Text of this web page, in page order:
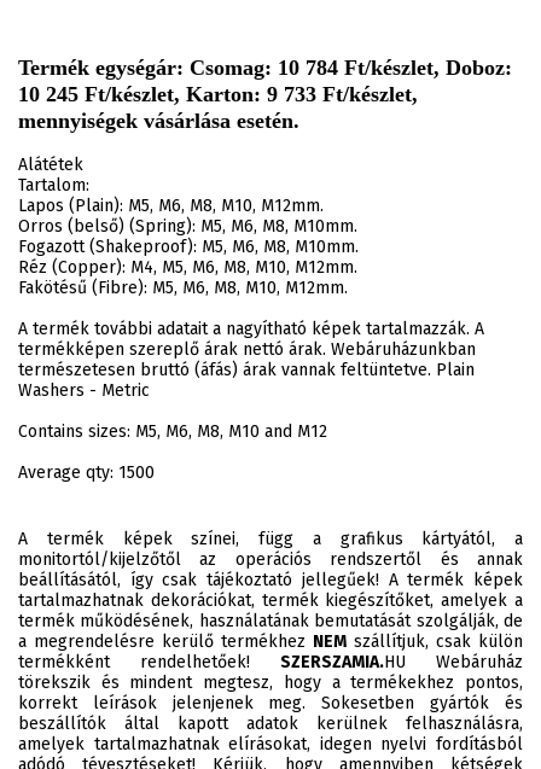
Termék egységár: Csomag: 10 784 Ft/készlet, Doboz:
10 245 Ft/készlet, Karton: 9 733 Ft/készlet,
mennyiségek vásárlása esetén.
Alátétek
Tartalom:
Lapos (Plain): M5, M6, M8, M10, M12mm.
Orros (belső) (Spring): M5, M6, M8, M10mm.
Fogazott (Shakeproof): M5, M6, M8, M10mm.
Réz (Copper): M4, M5, M6, M8, M10, M12mm.
Fakötésű (Fibre): M5, M6, M8, M10, M12mm.
A termék további adatait a nagyítható képek tartalmazzák. A
termékképen szereplő árak nettó árak. Webáruházunkban
természetesen bruttó (áfás) árak vannak feltüntetve. Plain
Washers - Metric
Contains sizes: M5, M6, M8, M10 and M12
Average qty: 1500
A termék képek színei, függ a grafikus kártyától, a
monitortól/kijelzőtől az operációs rendszertől és annak
beállításától, így csak tájékoztató jellegűek! A termék képek
tartalmazhatnak dekorációkat, termék kiegészítőket, amelyek a
termék működésének, használatának bemutatását szolgálják, de
a megrendelésre kerülő termékhez NEM szállítjuk, csak külön
termékként rendelhetőek! SZERSZAMIA.HU Webáruház
törekszik és mindent megtesz, hogy a termékekhez pontos,
korrekt leírások jelenjenek meg. Sokesetben gyártók és
beszállítók által kapott adatok kerülnek felhasználásra,
amelyek tartalmazhatnak elírásokat, idegen nyelvi fordításból
adódó tévesztéseket! Kérjük, hogy amennyiben kétségek